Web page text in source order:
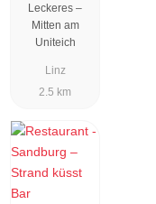
Leckeres –
Mitten am
Uniteich
Linz
2.5 km